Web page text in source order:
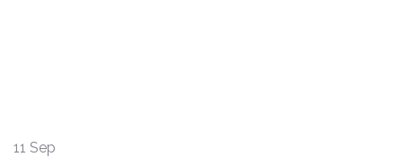
11 Sep